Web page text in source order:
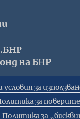
на БНР
за
за
Политика за